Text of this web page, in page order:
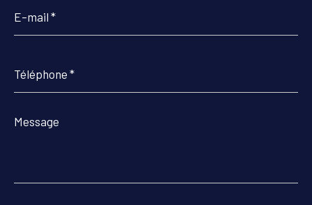
mail
*
Message
*